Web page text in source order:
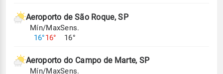
Aeroporto de São Roque, SP
Mín/Max
16°16°
Sens.
16°
Aeroporto do Campo de Marte, SP
Mín/MaxSens.